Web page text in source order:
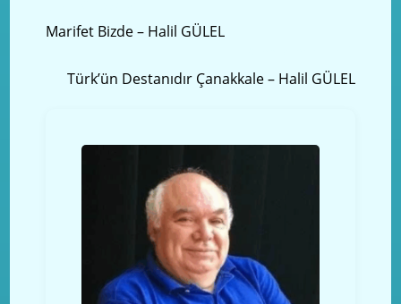
Marifet Bizde – Halil GÜLEL
Türk’ün Destanıdır Çanakkale – Halil GÜLEL